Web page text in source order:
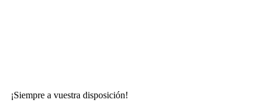
¡Siempre a vuestra disposición!